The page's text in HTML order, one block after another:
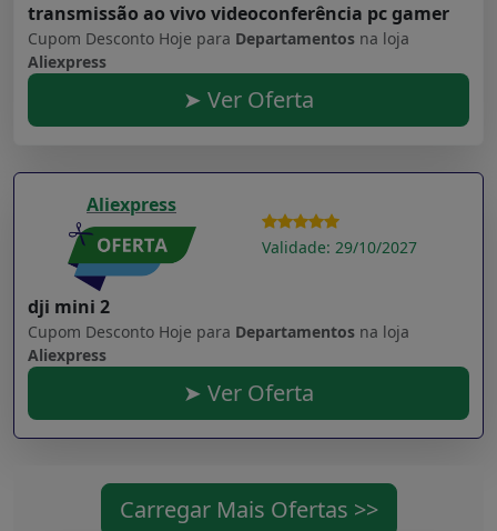
transmissão ao vivo videoconferência pc gamer
Cupom Desconto Hoje para Departamentos na loja
Aliexpress
➤ Ver Oferta
Aliexpress
Validade: 29/10/2027
dji mini 2
Cupom Desconto Hoje para Departamentos na loja
Aliexpress
➤ Ver Oferta
Carregar Mais Ofertas >>